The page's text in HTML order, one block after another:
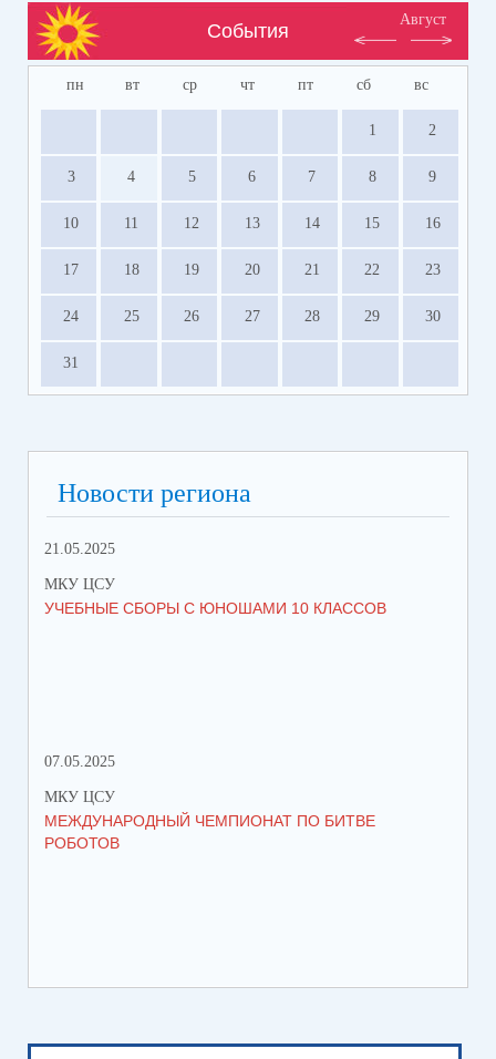
События
Август
пн вт ср чт пт сб вс
1 2
3 4 5 6 7 8 9
10 11 12 13 14 15 16
17 18 19 20 21 22 23
24 25 26 27 28 29 30
31
Новости региона
21.05.2025
МКУ ЦСУ
УЧЕБНЫЕ СБОРЫ С ЮНОШАМИ 10 КЛАССОВ
07.05.2025
МКУ ЦСУ
МЕЖДУНАРОДНЫЙ ЧЕМПИОНАТ ПО БИТВЕ
РОБОТОВ